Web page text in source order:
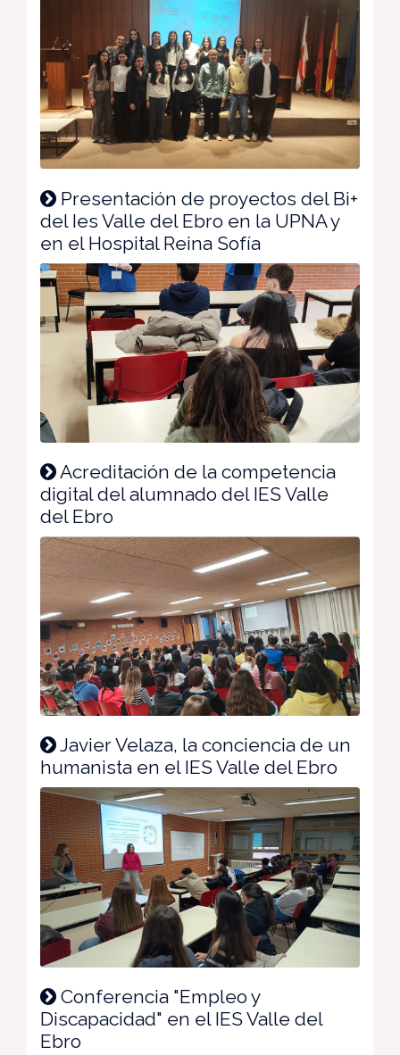
Presentación de proyectos del Bi+
del Ies Valle del Ebro en la UPNA y
en el Hospital Reina Sofía
Acreditación de la competencia
digital del alumnado del IES Valle
del Ebro
Javier Velaza, la conciencia de un
humanista en el IES Valle del Ebro
Conferencia "Empleo y
Discapacidad" en el IES Valle del
Ebro